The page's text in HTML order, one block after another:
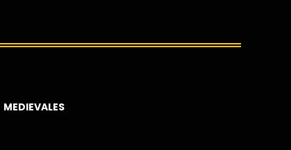
MEDIEVALES